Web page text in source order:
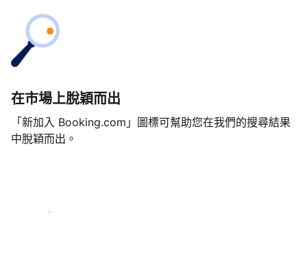
在市場上脫穎而出
「新加入 Booking.com」圖標可幫助您在我們的搜尋結果
中脫穎而出。
立即開始吧